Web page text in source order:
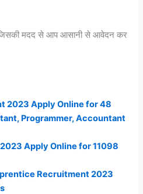
मदद से आप आसानी से आवेदन कर
2023 Apply Online for 48
Programmer, Accountant
Apply Online for 11098
Recruitment 2023